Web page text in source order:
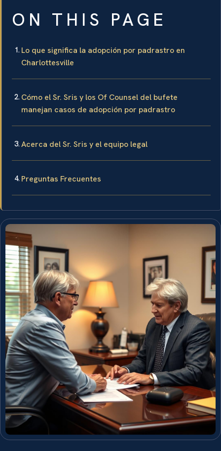
ON THIS PAGE
Lo que significa la adopción por padrastro en
Charlottesville
Cómo el Sr. Sris y los Of Counsel del bufete
manejan casos de adopción por padrastro
Acerca del Sr. Sris y el equipo legal
Preguntas Frecuentes